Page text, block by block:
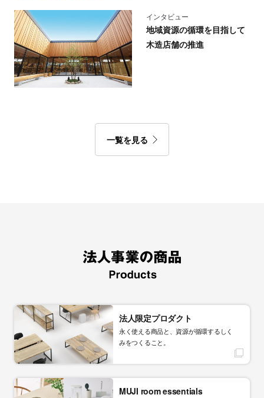
インタビュー
地域資源の循環を目指して
木造店舗の推進
一覧を見る
法人限定プロダクト
永く使える商品と、資源が循環するしく
みをつくること。
MUJI room essentials